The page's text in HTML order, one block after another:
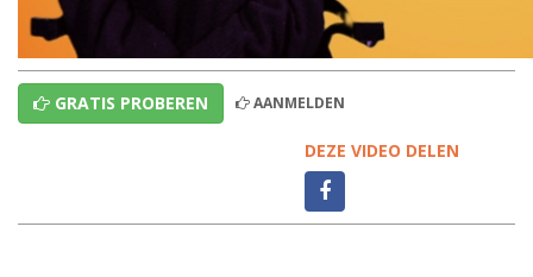
GRATIS PROBEREN AANMELDEN
DEZE VIDEO DELEN